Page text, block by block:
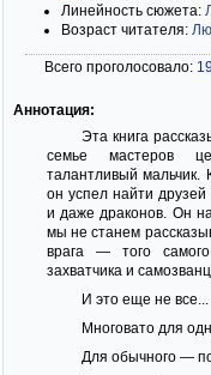
Линейность сюжета:
Возраст читателя:
Всего проголосовало: 19
Аннотация:
Эта книга
семье мастеров
талантливый мальчик.
он успел найти
и даже драконов. Он
мы не станем
врага — того
захватчика и
И это еще не все...
Многовато для
Для обычного —